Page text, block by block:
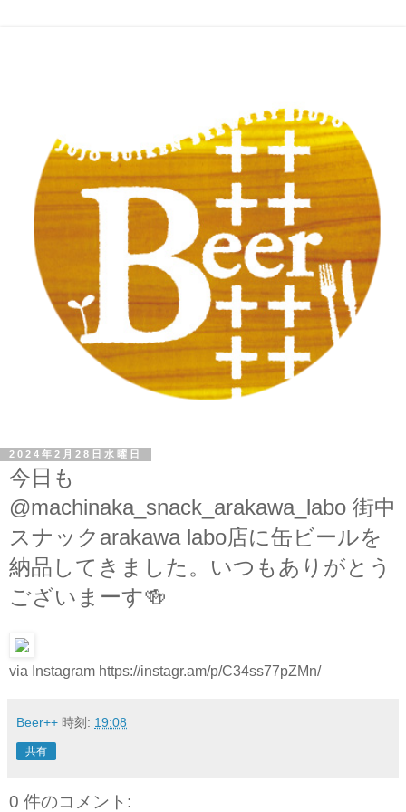
2024年2月28日水曜日
今日も
@machinaka_snack_arakawa_labo 街中
スナックarakawa labo店に缶ビールを
納品してきました。いつもありがとう
ございまーす🍻
via Instagram https://instagr.am/p/C34ss77pZMn/
Beer++ 時刻: 19:08
共有
0 件のコメント: